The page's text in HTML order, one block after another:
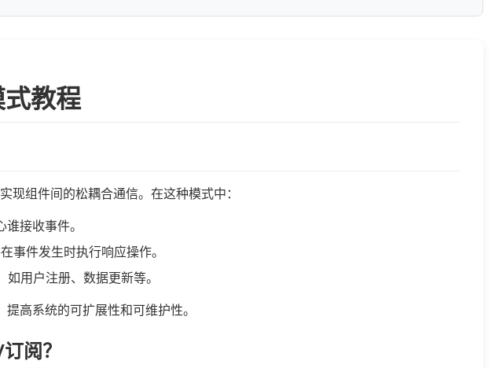
教程
组件间的松耦合通信。在这种模式中：
接收事件。
事件发生时执行响应操作。
用户注册、数据更新等。
高系统的可扩展性和可维护性。
阅？